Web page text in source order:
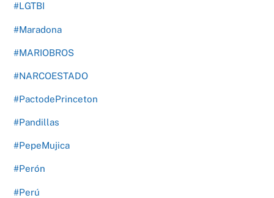
#LGTBI
#Maradona
#MARIOBROS
#NARCOESTADO
#PactodePrinceton
#Pandillas
#PepeMujica
#Perón
#Perú